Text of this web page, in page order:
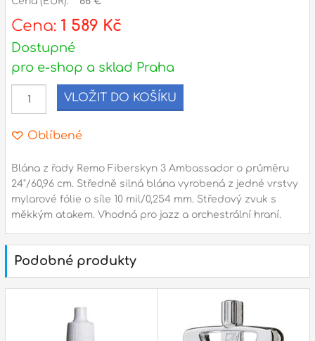
Adresa
Seifertova 69,
Praha 3 - 130 00 (mapa)
tel.: +420 222 782 732
email: prodejna@bici.cz
Otevírací doba
sobota :ZAVŘENO
ZAVŘENO
Cena: 1 589 Kč
Dostupné
pro e-shop a sklad Praha
VLOŽIT DO KOŠÍKU
Oblíbené
Blána z řady Remo Fiberskyn 3 Ambassador o průměru
24"/60,96 cm. Středně silná blána vyrobená z jedné vrstvy
mylarové fólie o síle 10 mil/0,254 mm. Středový zvuk s
měkkým atakem. Vhodná pro jazz a orchestrální hraní.
Podobné produkty